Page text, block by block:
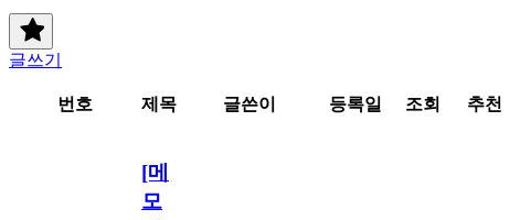
글쓰기
번호 제목 글쓴이 등록일 조회 추천
[메
모